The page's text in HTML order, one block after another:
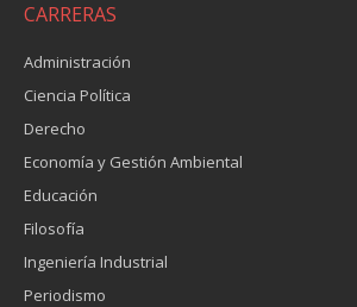
CARRERAS
Administración
Ciencia Política
Derecho
Economía y Gestión Ambiental
Educación
Filosofía
Ingeniería Industrial
Periodismo